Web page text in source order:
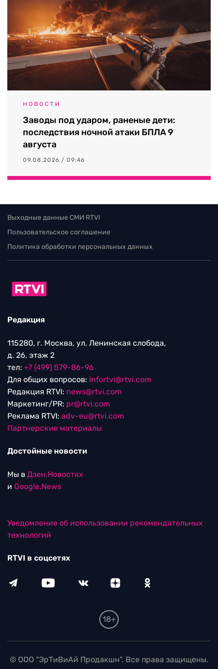
НОВОСТИ
Заводы под ударом, раненые дети:
последствия ночной атаки БПЛА 9
августа
09.08.2026 / 09:46
Выходные данные СМИ RTVI
Пользовательское соглашение
Политика обработки персональных данных
Редакция
115280, г. Москва, ул. Ленинская слобода,
д. 26, этаж 2
тел: +7 (499) 579-86-96
Для общих вопросов: Infortvi@rtvi.com
Редакция RTVI: news@rtvi.com
Маркетинг/PR: pr@rtvi.com
Реклама RTVI: adv-eu@rtvi.com
Партнерские материалы
Достойные новости
Мы в Дзен.Новостях
и Google.News
Уведомление об использовании рекомендательных
технологий
RTVI в соцсетях
18+
© ООО "ЭрТиВиАй Продакшн". Все права защищены.